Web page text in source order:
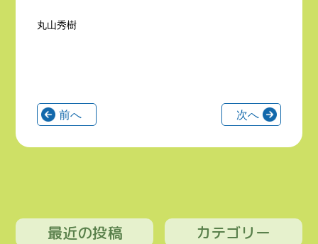
丸山秀樹
前へ 次へ
最近の投稿 カテゴリー